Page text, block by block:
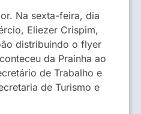
Na sexta-feira, dia
Eliezer Crispim,
distribuindo o flyer
da Prainha ao
de Trabalho e
de Turismo e